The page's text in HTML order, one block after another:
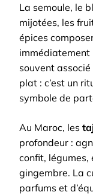
La semoule, le
mijotées, les
épices
immédiatement
souvent
plat : c’est un
symbole de
Au Maroc, les
profondeur :
confit, légumes,
gingembre. La
parfums et